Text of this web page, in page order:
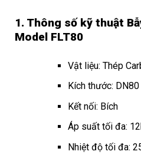
1. Thông số kỹ thuật
Model FLT80
Vật liệu: Thép
Kích thước:
Kết nối: Bích
Áp suất tối đa:
Nhiệt độ tối đa: